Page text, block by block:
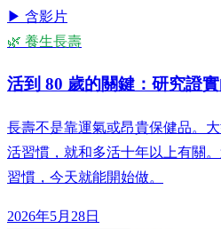
▶ 含影片
🌿 養生長壽
活到 80 歲的關鍵：研究證
長壽不是靠運氣或昂貴保健品。
活習慣，就和多活十年以上有關
習慣，今天就能開始做。
2026年5月28日